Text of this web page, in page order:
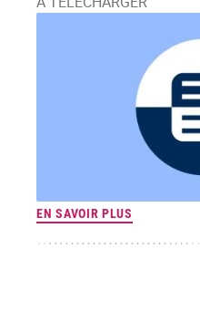
EN SAVOIR PLUS